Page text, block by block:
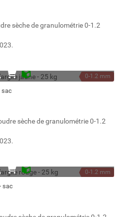
sèche de granulométrie 0-1.2
0-1.2 mm
sac
sèche de granulométrie 0-1.2
0-1.2 mm
sac